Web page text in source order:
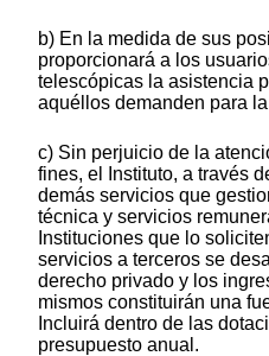
b) En la medida de sus
proporcionará a los
telescópicas la asistencia
aquéllos demanden para
c) Sin perjuicio de la
fines, el Instituto, a través
demás servicios que
técnica y servicios
Instituciones que lo
servicios a terceros se
derecho privado y los
mismos constituirán una
Incluirá dentro de las
presupuesto anual.